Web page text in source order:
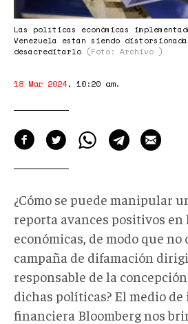
Las políticas económicas
Venezuela están siendo
desacreditarlo (Foto: Archivo )
18 Mar 2024, 10:20 am.
¿Cómo se puede manipular
reporta avances positivos
económicas, de modo que
campaña de difamación
responsable de la
dichas políticas? El medio
financiera Bloomberg nos